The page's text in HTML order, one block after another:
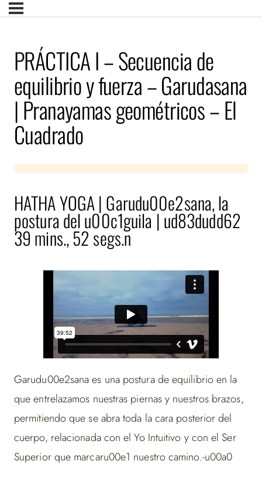
PRÁCTICA I – Secuencia de
equilibrio y fuerza – Garudasana
| Pranayamas geométricos – El
Cuadrado
HATHA YOGA | Garudu00e2sana, la
postura del u00c1guila | ud83dudd62
39 mins., 52 segs.n
Garudu00e2sana es una postura de equilibrio en la
que entrelazamos nuestras piernas y nuestros brazos,
permitiendo que se abra toda la cara posterior del
cuerpo, relacionada con el Yo Intuitivo y con el Ser
Superior que marcaru00e1 nuestro camino.-u00a0